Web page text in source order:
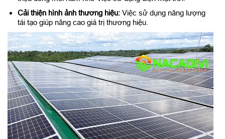
Cải thiện hình ảnh thương hiệu: Việc sử dụng năng lượng
tái tạo giúp nâng cao giá trị thương hiệu.